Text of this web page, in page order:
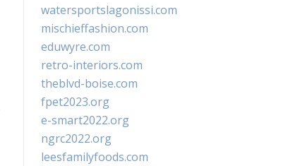
watersportslagonissi.com
mischieffashion.com
eduwyre.com
retro-interiors.com
theblvd-boise.com
fpet2023.org
e-smart2022.org
ngrc2022.org
leesfamilyfoods.com